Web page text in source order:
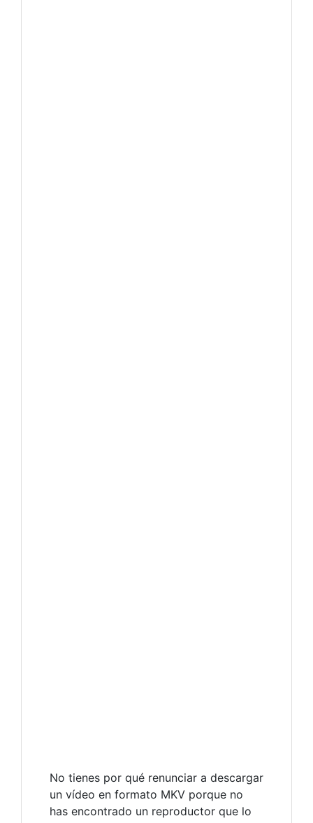
No tienes por qué renunciar a descargar
un vídeo en formato MKV porque no
has encontrado un reproductor que lo